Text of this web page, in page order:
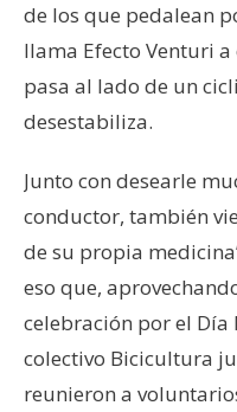
de los que pedalean
llama Efecto Venturi
pasa al lado de un
desestabiliza.
Junto con desearle
conductor, también
de su propia
eso que,
celebración por el
colectivo Bicicultura
reunieron a